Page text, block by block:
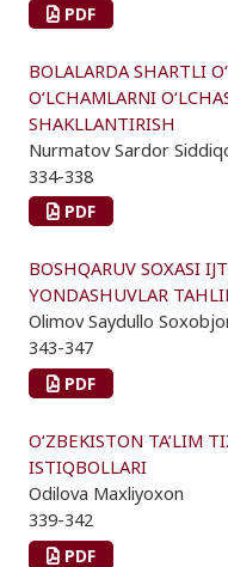
PDF
BOLALARDA SHARTLI
O‘LCHAMLARNI
SHAKLLANTIRISH
Nurmatov Sardor
334-338
PDF
BOSHQARUV SOXASI
YONDASHUVLAR
Olimov Saydullo
343-347
PDF
O‘ZBEKISTON TA’LIM
ISTIQBOLLARI
Odilova Maxliyoxon
339-342
PDF